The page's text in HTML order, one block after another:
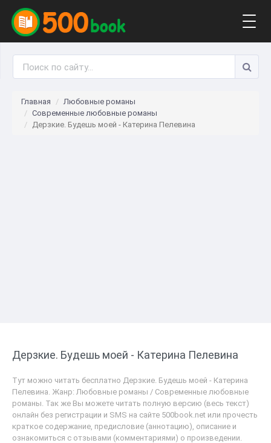
Главная
Любовные романы
Современные любовные романы
Дерзкие. Будешь моей - Катерина Пелевина
Дерзкие. Будешь моей - Катерина Пелевина
Тут можно читать бесплатно Дерзкие. Будешь моей - Катерина
Пелевина. Жанр: Любовные романы / Современные любовные
романы. Так же Вы можете читать полную версию (весь текст)
онлайн без регистрации и SMS на сайте 500book.net или прочесть
краткое содержание, предисловие (аннотацию), описание и
ознакомиться с отзывами (комментариями) о произведении.